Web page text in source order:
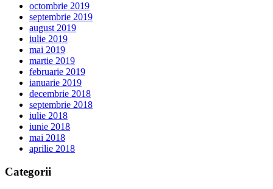
octombrie 2019
septembrie 2019
august 2019
iulie 2019
mai 2019
martie 2019
februarie 2019
ianuarie 2019
decembrie 2018
septembrie 2018
iulie 2018
iunie 2018
mai 2018
aprilie 2018
Categorii